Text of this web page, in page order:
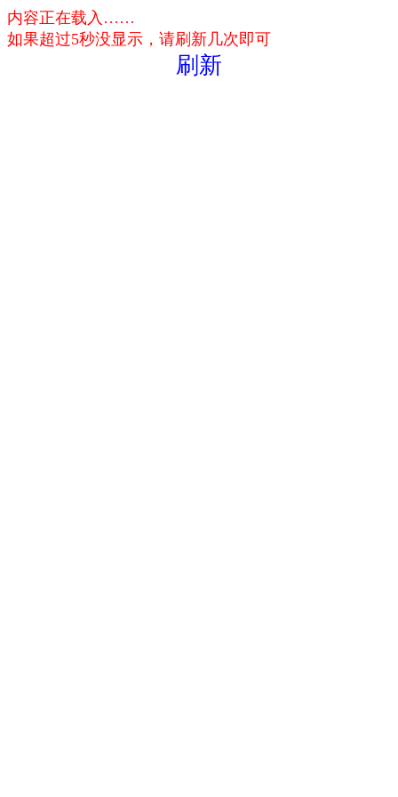
内容正在载入……
如果超过5秒没显示，请刷新几次即可
刷新